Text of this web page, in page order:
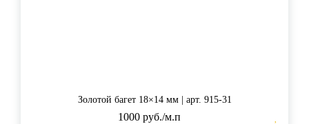
Золотой багет 18×14 мм | арт. 915-31
1000 руб./м.п